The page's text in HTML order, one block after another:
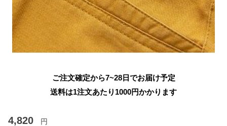
ご注文確定から7~28日でお届け予定
送料は1注文あたり 1000円かかります
4,820 円